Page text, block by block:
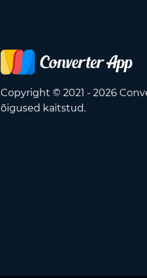
Copyright © 2021 - 2026
õigused kaitstud.